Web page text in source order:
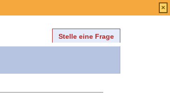
Stelle eine Frage
×